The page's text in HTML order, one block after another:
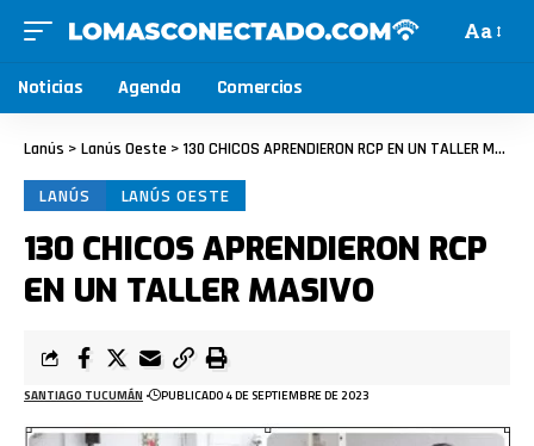
Aa
Noticias Agenda Comercios
Lanús > Lanús Oeste > 130 CHICOS APRENDIERON RCP EN UN TALLER MASIVO
LANÚS LANÚS OESTE
130 CHICOS APRENDIERON RCP
EN UN TALLER MASIVO
SANTIAGO TUCUMÁN PUBLICADO 4 DE SEPTIEMBRE DE 2023